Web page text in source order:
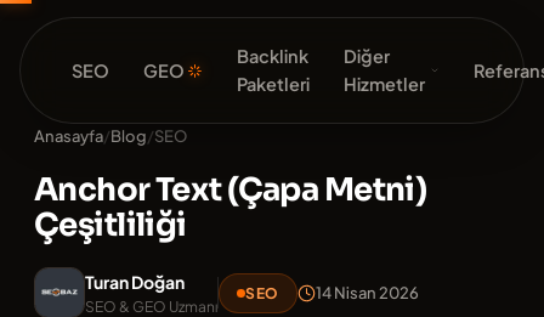
SEO GEO
Backlink
Paketleri
Diğer
Hizmetler
Anasayfa/Blog/SEO
Anchor Text (Çapa Metni)
Çeşitliliği
Turan Doğan
SEO & GEO Uzmanı
SEO
14 Nisan 2026